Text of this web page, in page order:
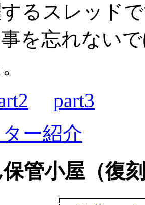
るスレッド
を忘れない
part3
ー紹介
管小屋（復